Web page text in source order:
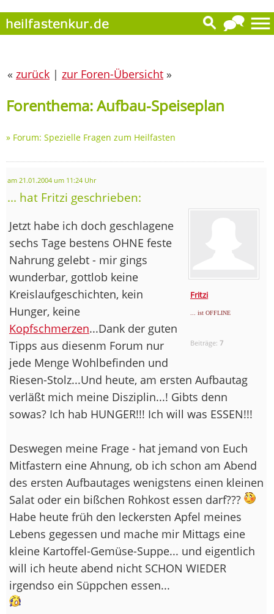
« zurück | zur Foren-Übersicht »
Forenthema: Aufbau-Speiseplan
» Forum: Spezielle Fragen zum Heilfasten
am 21.01.2004 um 11:24 Uhr
... hat Fritzi geschrieben:
Fritzi
... ist OFFLINE
Beiträge:7
Jetzt habe ich doch geschlagene
sechs Tage bestens OHNE feste
Nahrung gelebt - mir gings
wunderbar, gottlob keine
Kreislaufgeschichten, kein
Hunger, keine
Kopfschmerzen...Dank der guten
Tipps aus diesenm Forum nur
jede Menge Wohlbefinden und
Riesen-Stolz...Und heute, am ersten Aufbautag
verläßt mich meine Disziplin...! Gibts denn
sowas? Ich hab HUNGER!!! Ich will was ESSEN!!!
Deswegen meine Frage - hat jemand von Euch
Mitfastern eine Ahnung, ob ich schon am Abend
des ersten Aufbautages wenigstens einen kleinen
Salat oder ein bißchen Rohkost essen darf???
Habe heute früh den leckersten Apfel meines
Lebens gegessen und mache mir Mittags eine
kleine Kartoffel-Gemüse-Suppe... und eigentlich
will ich heute abend nicht SCHON WIEDER
irgendso ein Süppchen essen...